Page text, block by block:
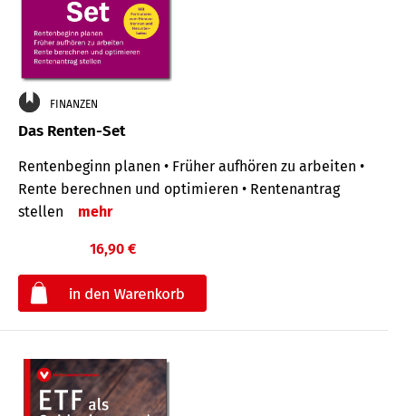
FINANZEN
Das Renten-Set
Rentenbeginn planen • Früher aufhören zu arbeiten •
Rente berechnen und optimieren • Rentenantrag
stellen
mehr
16,90 €